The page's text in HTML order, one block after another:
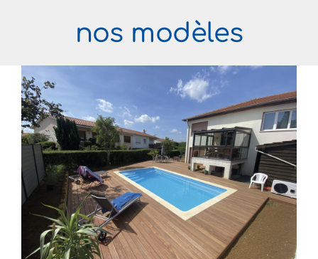
nos modèles